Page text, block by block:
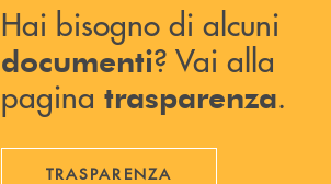
Hai bisogno di alcuni
documenti? Vai alla
pagina trasparenza.
TRASPARENZA